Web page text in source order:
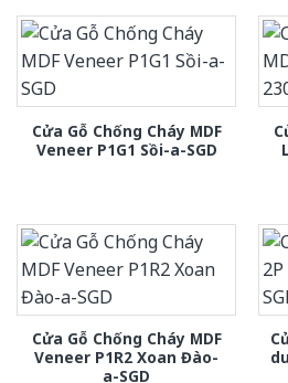
Cửa Gỗ Chống Cháy MDF
Veneer P1G1 Sồi-a-SGD
Cửa Gỗ Chống Cháy MDF
Veneer P1R2 Xoan Đào-
a-SGD